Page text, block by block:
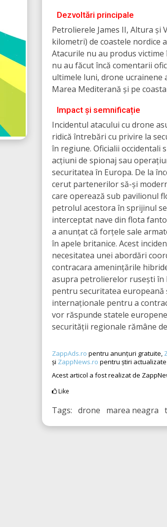
Dezvoltări principale
Petrolierele James II, Altura și
kilometri) de coastele nordice
Atacurile nu au produs
nu au făcut încă comentarii
ultimele luni, drone ucrainene
Marea Mediterană și pe
Impact și semnificație
Incidentul atacului cu drone
ridică întrebări cu privire la
în regiune. Oficialii occidentali
acțiuni de spionaj sau
securitatea în Europa. De la
cerut partenerilor să-și
care operează sub pavilionul
petrolul acestora în sprijinul
interceptat nave din flota
a anunțat că forțele sale
în apele britanice. Acest
necesitatea unei abordări
contracara amenințările
asupra petrolierelor rusești în
pentru securitatea europeană
internaționale pentru a
vor răspunde statele
securității regionale rămâne
ZappAds.ro pentru anunțuri gratuite,
și ZappNews.ro pentru știri
Acest articol a fost realizat de
Like
Tags: drone marea neagra